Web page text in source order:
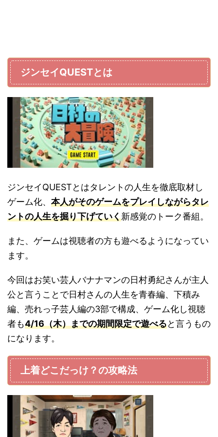
ジンセイQUESTとは
ジンセイQUESTとはタレントの人生を徹底取材し
ゲーム化、 本人がそのゲームをプレイしながらタレ
ントの人生を掘り下げていく新感覚のトーク番組。
また、ゲームは視聴者の方も遊べるようになってい
ます。
今回はお笑い芸人バナナマンの日村勇紀さんが主人
公と言うことで日村さんの人生を青春編、下積み
編、売れっ子芸人編の3部で構成、ゲーム化し視聴
者も4/16（木）までの期間限定で遊べると言うもの
になります。
上着どこだっけ？の攻略法